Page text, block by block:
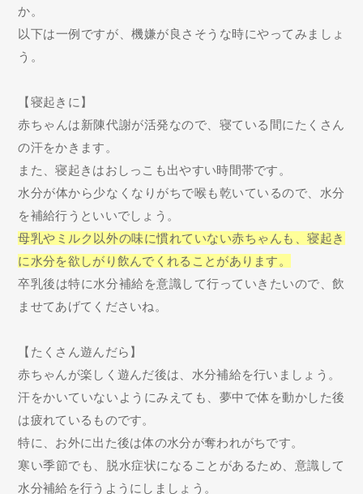
か。
以下は一例ですが、機嫌が良さそうな時にやってみましょ
う。
【寝起きに】
赤ちゃんは新陳代謝が活発なので、寝ている間にたくさん
の汗をかきます。
また、寝起きはおしっこも出やすい時間帯です。
水分が体から少なくなりがちで喉も乾いているので、水分
を補給行うといいでしょう。
母乳やミルク以外の味に慣れていない赤ちゃんも、寝起き
に水分を欲しがり飲んでくれることがあります。
卒乳後は特に水分補給を意識して行っていきたいので、飲
ませてあげてくださいね。
【たくさん遊んだら】
赤ちゃんが楽しく遊んだ後は、水分補給を行いましょう。
汗をかいていないようにみえても、夢中で体を動かした後
は疲れているものです。
特に、お外に出た後は体の水分が奪われがちです。
寒い季節でも、脱水症状になることがあるため、意識して
水分補給を行うようにしましょう。